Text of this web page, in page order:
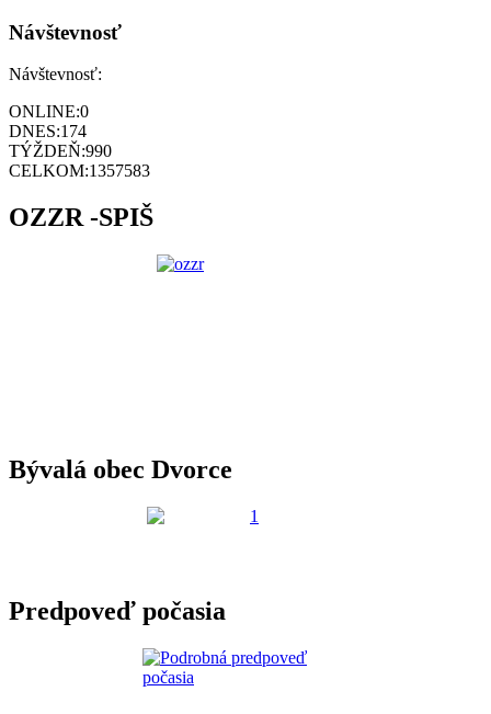
Návštevnosť
Návštevnosť:
ONLINE:0
DNES:174
TÝŽDEŇ:990
CELKOM:1357583
OZZR -SPIŠ
Bývalá obec Dvorce
Predpoveď počasia